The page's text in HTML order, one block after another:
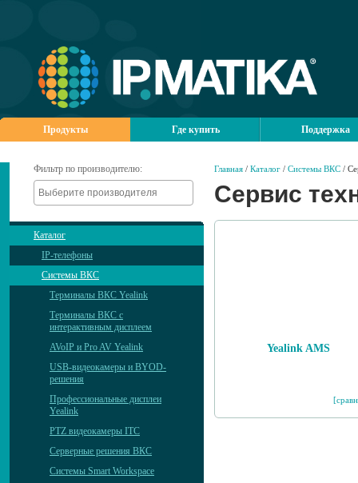
Продукты Где купить Поддержка
Фильтр по производителю:
Каталог
IP-телефоны
Системы ВКС
Терминалы ВКС Yealink
Терминалы ВКС с
интерактивным дисплеем
AVoIP и Pro AV Yealink
USB-видеокамеры и BYOD-
решения
Профессиональные дисплеи
Yealink
PTZ видеокамеры ITC
Серверные решения ВКС
Системы Smart Workspace
Главная / Каталог / Системы ВКС /
Сервис
Yealink AMS